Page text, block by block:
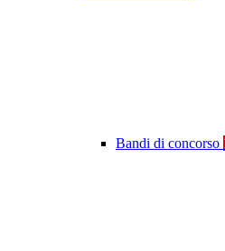
Bandi di concorso